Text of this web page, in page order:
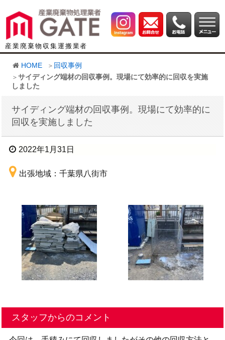
産業廃棄物収集運搬業者
HOME
回収事例
サイディング端材の回収事例。現場にて効率的に回収を実施
しました
サイディング端材の回収事例。現場にて効率的に
回収を実施しました
2022年1月31日
出張地域：千葉県八街市
スタッフからのコメント